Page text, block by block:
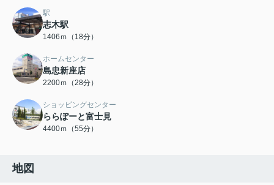
駅
志木駅
1406ｍ（18分）
ホームセンター
島忠新座店
2200ｍ（28分）
ショッピングセンター
ららぽーと富士見
4400ｍ（55分）
地図